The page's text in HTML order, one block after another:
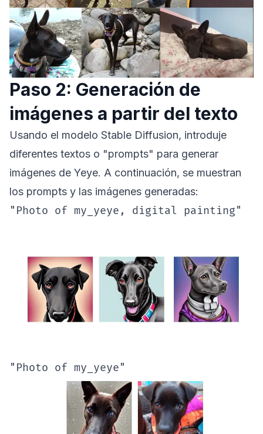
Paso 2: Generación de
imágenes a partir del texto
Usando el modelo Stable Diffusion, introduje
diferentes textos o "prompts" para generar
imágenes de Yeye. A continuación, se muestran
los prompts y las imágenes generadas:
"Photo of my_yeye, digital painting"
"Photo of my_yeye"